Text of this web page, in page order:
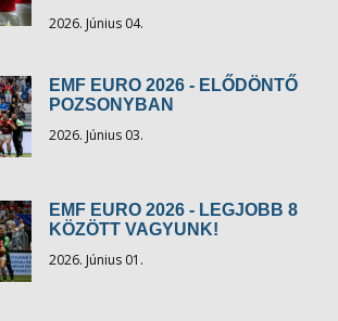
2026. Június 04.
EMF EURO 2026 - ELŐDÖNTŐ
POZSONYBAN
2026. Június 03.
EMF EURO 2026 - LEGJOBB 8
KÖZÖTT VAGYUNK!
2026. Június 01.